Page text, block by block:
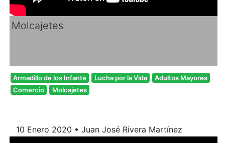
Molcajetes
Armadillo de los Infante Lucha por la Vida
Adultos Mayores
Comercio
Molcajetes
10 Enero 2020 • Juan José Rivera Martínez